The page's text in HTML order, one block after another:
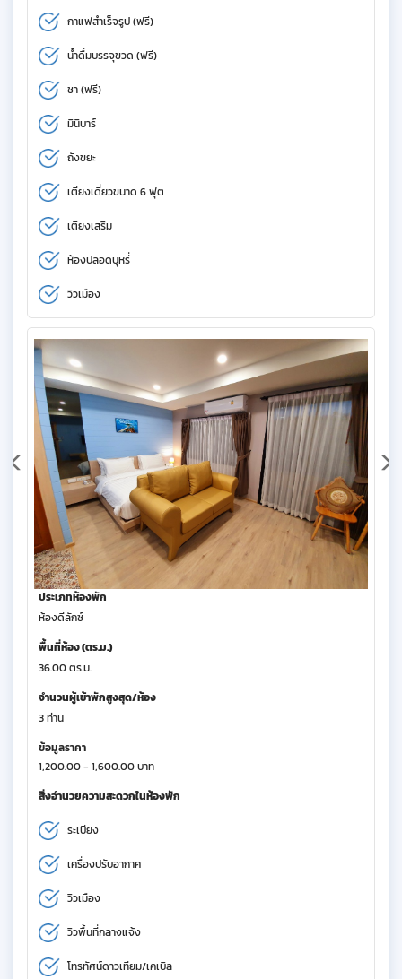
กาแฟสำเร็จรูป (ฟรี)
น้ำดื่มบรรจุขวด (ฟรี)
ชา (ฟรี)
มินิบาร์
ถังขยะ
เตียงเดี่ยวขนาด 6 ฟุต
เตียงเสริม
ห้องปลอดบุหรี่
วิวเมือง
ประเภทห้องพัก
ห้องดีลักซ์
พื้นที่ห้อง (ตร.ม.)
36.00 ตร.ม.
จำนวนผู้เข้าพักสูงสุด/ห้อง
3 ท่าน
ข้อมูลราคา
1,200.00 - 1,600.00 บาท
สิ่งอำนวยความสะดวกในห้องพัก
ระเบียง
เครื่องปรับอากาศ
วิวเมือง
วิวพื้นที่กลางแจ้ง
โทรทัศน์ดาวเทียม/เคเบิล